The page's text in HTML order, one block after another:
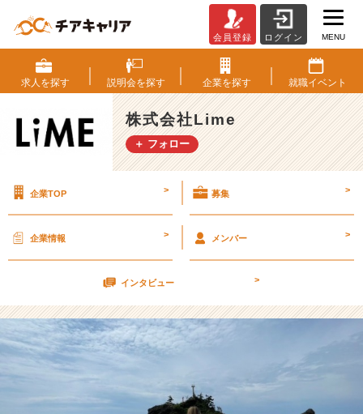
の
決
め
て
い
る
式
L
i
e
の
タ
会員登録 ログイン MENU
求人を探す 説明会を探す 企業を探す 就職イベント
株式会社Lime
＋ フォロー
企業TOP > 募集 >
企業情報 > メンバー >
インタビュー >